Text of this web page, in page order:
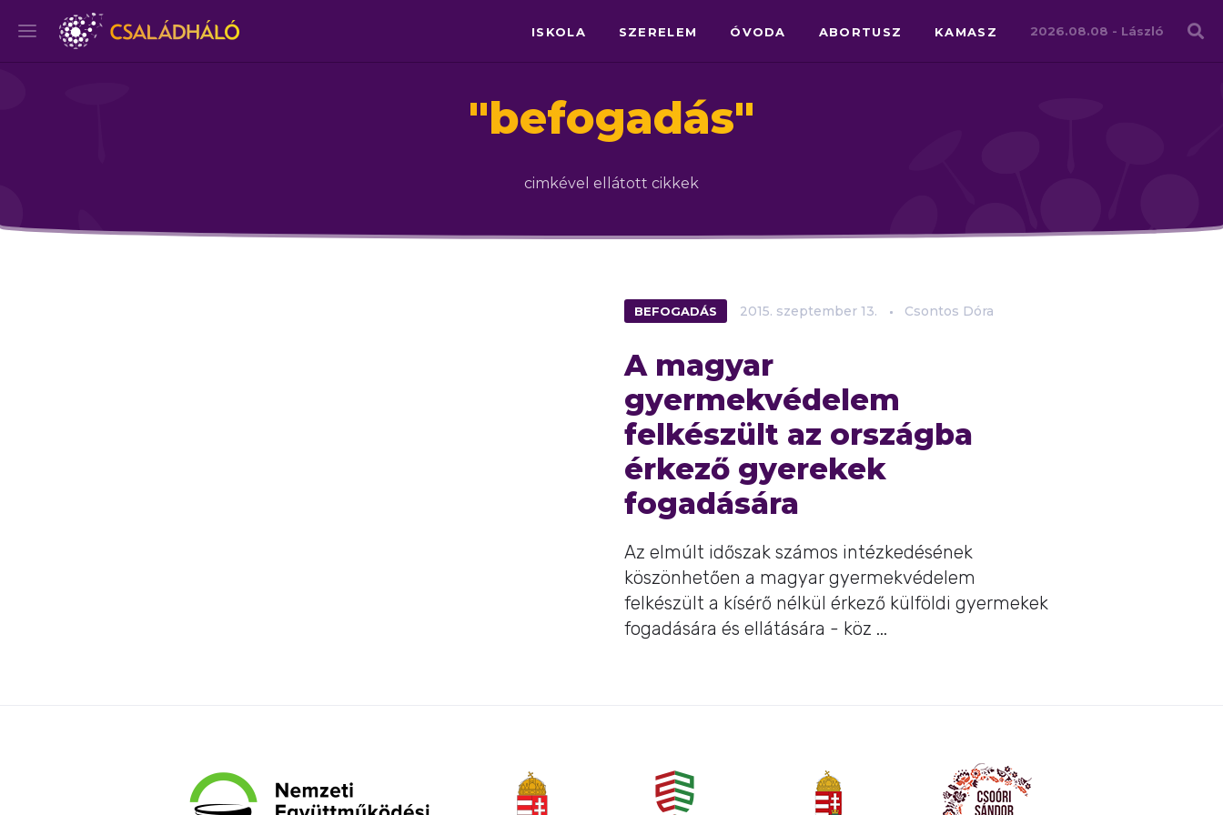
ISKOLA SZERELEM ÓVODA ABORTUSZ KAMASZ 2026.08.08 - László
"befogadás"
cimkével ellátott cikkek
BEFOGADÁS 2015. szeptember 13. Csontos Dóra
A magyar
gyermekvédelem
felkészült az országba
érkező gyerekek
fogadására
Az elmúlt időszak számos intézkedésének
köszönhetően a magyar gyermekvédelem
felkészült a kísérő nélkül érkező külföldi gyermekek
fogadására és ellátására - köz ...